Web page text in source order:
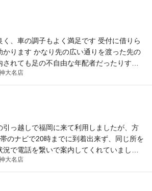
、車の調子もよく満足です 受付に借りら
かります かなり先の広い通りを渡った先の
れても足の不自由な年配者だったりする
大名店
引っ越しで福岡に来て利用しましたが、方
のナビで20時までに到着出来ず、同じ所を
で電話を繋いで案内してくれていました
結局スタッフの方が迎えに来て運転して
分も遅れてしまい凄く迷惑をかけてしまっ
大名店